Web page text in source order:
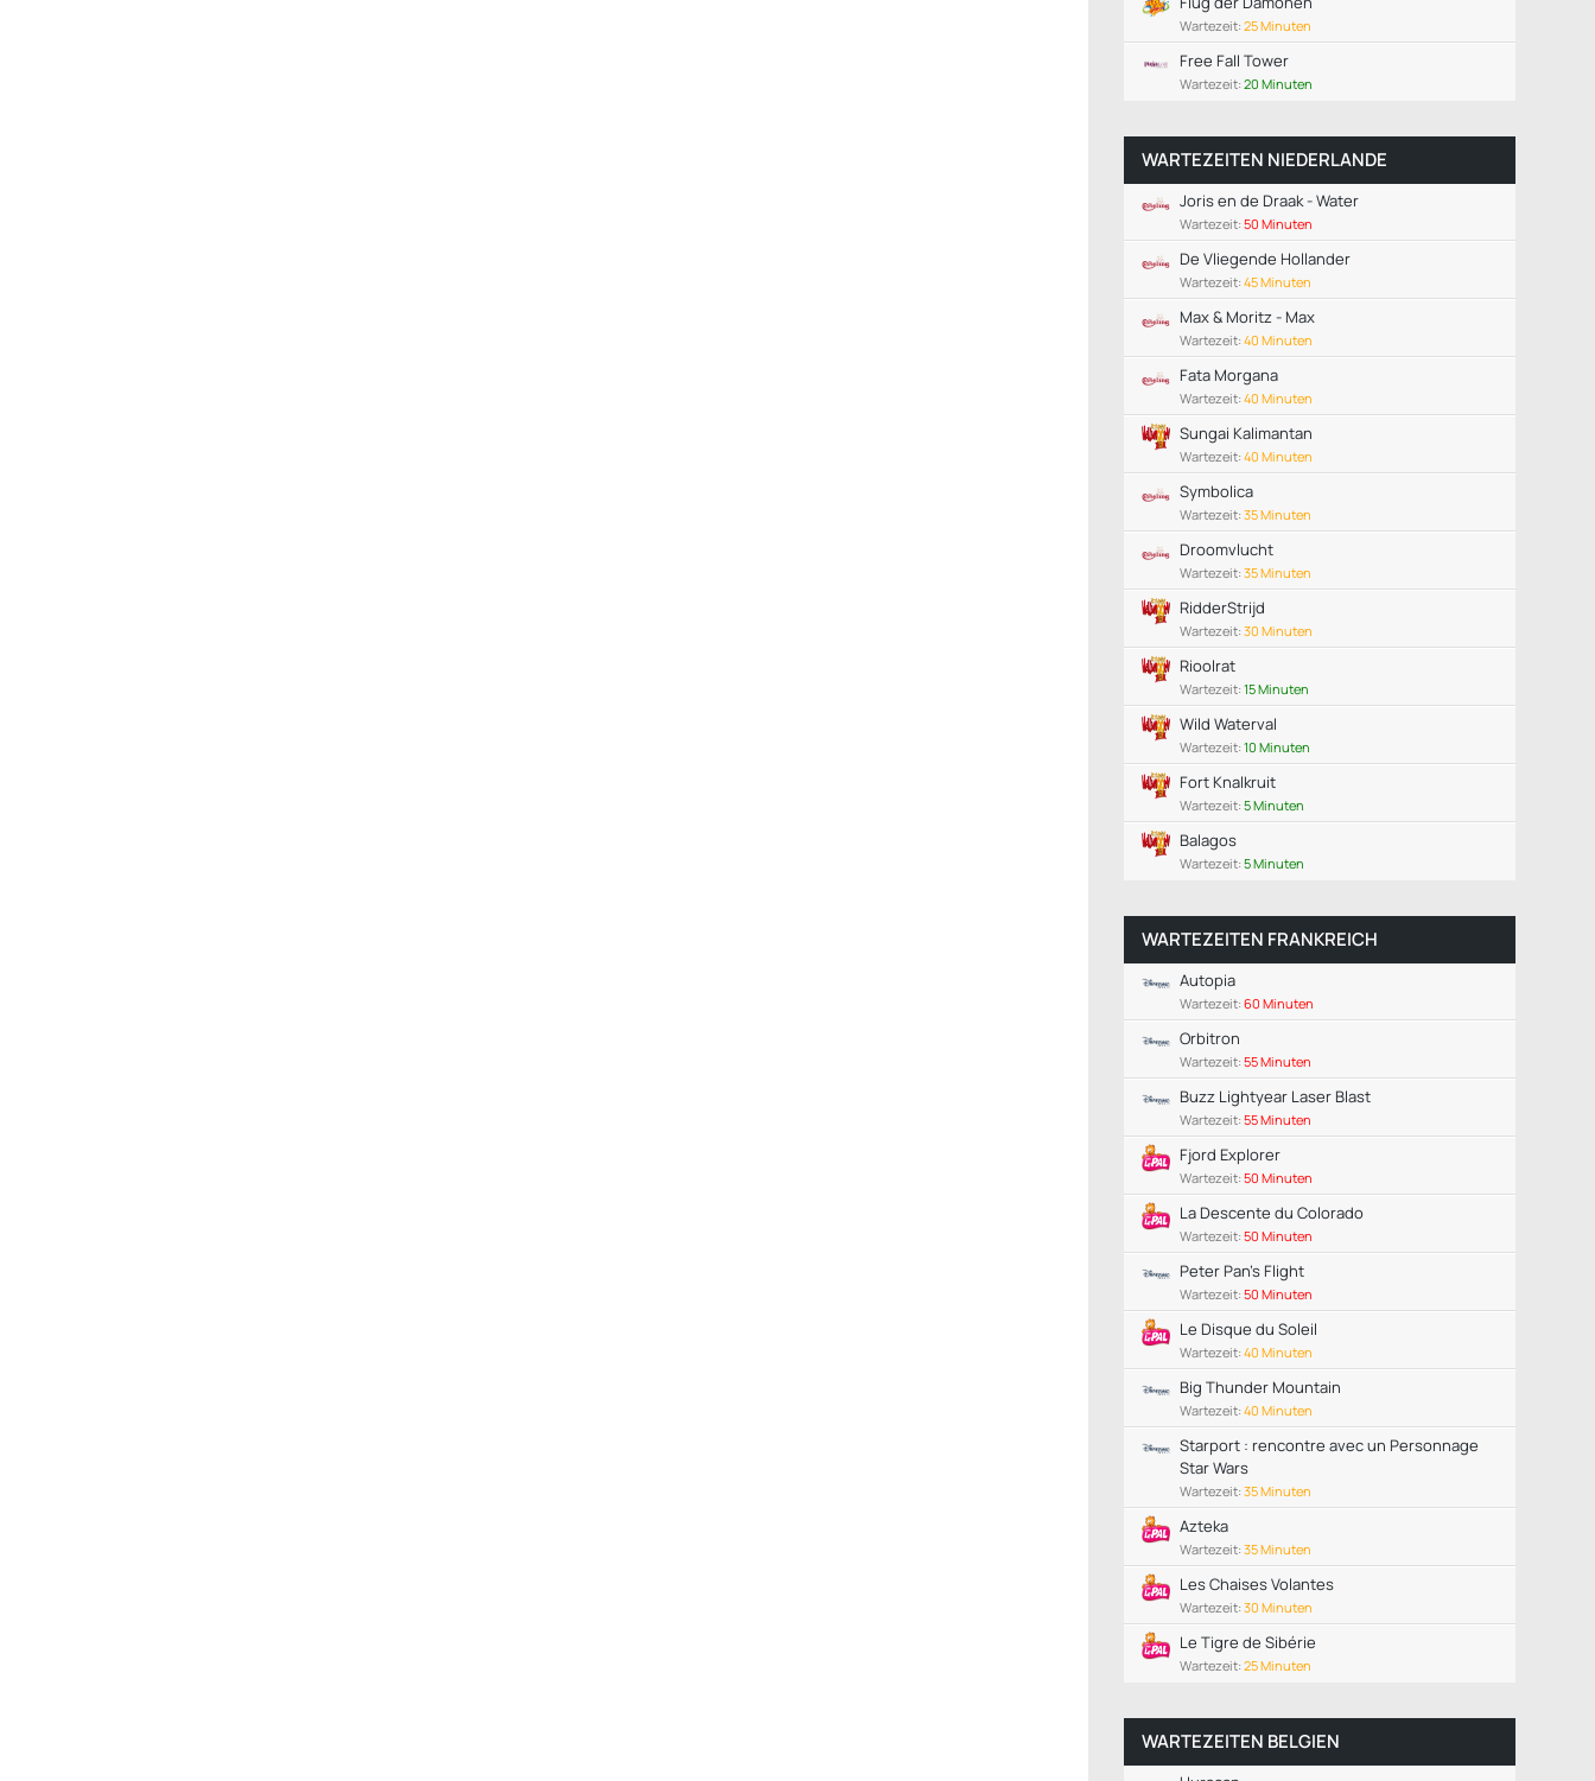
Wartezeit: 25 Minuten
Free Fall Tower
Wartezeit: 20 Minuten
WARTEZEITEN NIEDERLANDE
Joris en de Draak - Water
Wartezeit: 50 Minuten
De Vliegende Hollander
Wartezeit: 45 Minuten
Max & Moritz - Max
Wartezeit: 40 Minuten
Fata Morgana
Wartezeit: 40 Minuten
Sungai Kalimantan
Wartezeit: 40 Minuten
Symbolica
Wartezeit: 35 Minuten
Droomvlucht
Wartezeit: 35 Minuten
RidderStrijd
Wartezeit: 30 Minuten
Rioolrat
Wartezeit: 15 Minuten
Wild Waterval
Wartezeit: 10 Minuten
Fort Knalkruit
Wartezeit: 5 Minuten
Balagos
Wartezeit: 5 Minuten
WARTEZEITEN FRANKREICH
Autopia
Wartezeit: 60 Minuten
Orbitron
Wartezeit: 55 Minuten
Buzz Lightyear Laser Blast
Wartezeit: 55 Minuten
Fjord Explorer
Wartezeit: 50 Minuten
La Descente du Colorado
Wartezeit: 50 Minuten
Peter Pan's Flight
Wartezeit: 50 Minuten
Le Disque du Soleil
Wartezeit: 40 Minuten
Big Thunder Mountain
Wartezeit: 40 Minuten
Starport : rencontre avec un Personnage
Star Wars
Wartezeit: 35 Minuten
Azteka
Wartezeit: 35 Minuten
Les Chaises Volantes
Wartezeit: 30 Minuten
Le Tigre de Sibérie
Wartezeit: 25 Minuten
WARTEZEITEN BELGIEN